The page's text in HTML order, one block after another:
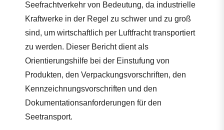
Seefrachtverkehr von Bedeutung, da industrielle
Kraftwerke in der Regel zu schwer und zu groß
sind, um wirtschaftlich per Luftfracht transportiert
zu werden. Dieser Bericht dient als
Orientierungshilfe bei der Einstufung von
Produkten, den Verpackungsvorschriften, den
Kennzeichnungsvorschriften und den
Dokumentationsanforderungen für den
Seetransport.